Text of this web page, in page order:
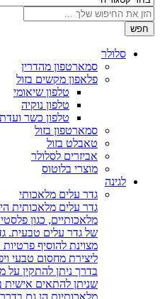
חפש
סלולר
סמארטפון מהדרין
פלאפון מקשים בזול
טלפון שיאומי
טלפון נוקיה
טלפון כשר
סמארטפון בזול
טאבלט בזול
אביזרים לסלולר
מוצרי בלוטוס
לגינה
גדר עלים מלאכותי
גדר עלים מלאכותית
מלאכותיים, כגון
של גדר עלים טבעית.
מצוינת להוסיף
ליצירת מחסום טבעי
בדרך ניתן להתקין
שניתן להתאים אישית
מלאכותיות הן גם בדרך